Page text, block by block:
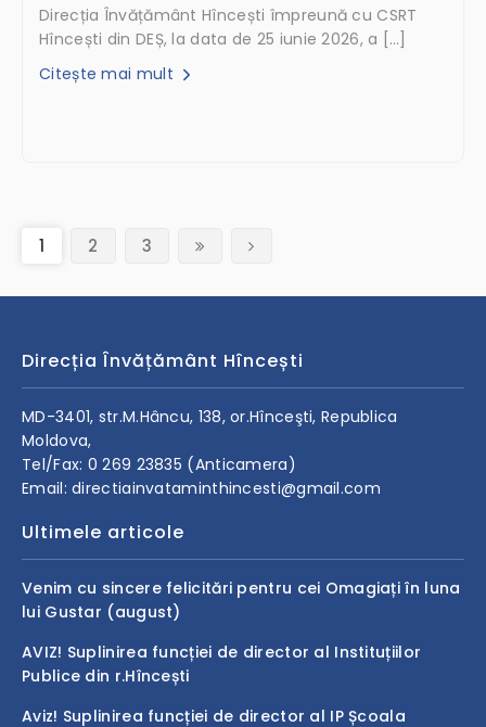
Direcția Învățământ Hîncești împreună cu CSRT
Hîncești din DEȘ, la data de 25 iunie 2026, a […]
Citește mai mult
1 (current)
2 3
Direcția Învățământ Hîncești
MD-3401, str.M.Hâncu, 138, or.Hînceşti, Republica
Moldova,
Tel/Fax: 0 269 23835 (Anticamera)
Email: directiainvataminthincesti@gmail.com
Ultimele articole
Venim cu sincere felicitări pentru cei Omagiați în luna
lui Gustar (august)
AVIZ! Suplinirea funcției de director al Instituțiilor
Publice din r.Hîncești
Aviz! Suplinirea funcției de director al IP Școala